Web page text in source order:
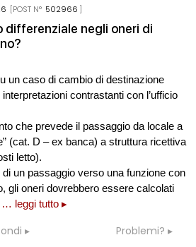
[POST N° 502966 ]
differenziale negli oneri di
un caso di cambio di destinazione
contrastanti con l’ufficio
che prevede il passaggio da locale a
(cat. D – ex banca) a struttura ricettiva
letto).
un passaggio verso una funzione con
gli oneri dovrebbero essere calcolati
… leggi tutto ▸
Problemi?